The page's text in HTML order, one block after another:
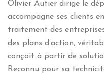
Olivier Autier dirige le
accompagne ses clients
traitement des
des plans d’action,
conçoit à partir de
Reconnu pour sa